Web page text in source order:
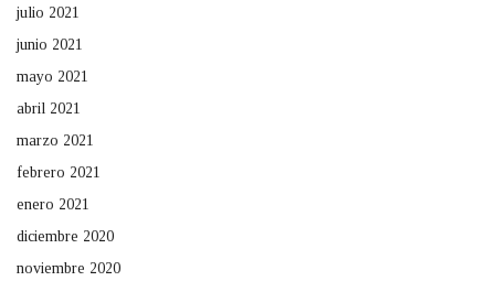
julio 2021
junio 2021
mayo 2021
abril 2021
marzo 2021
febrero 2021
enero 2021
diciembre 2020
noviembre 2020